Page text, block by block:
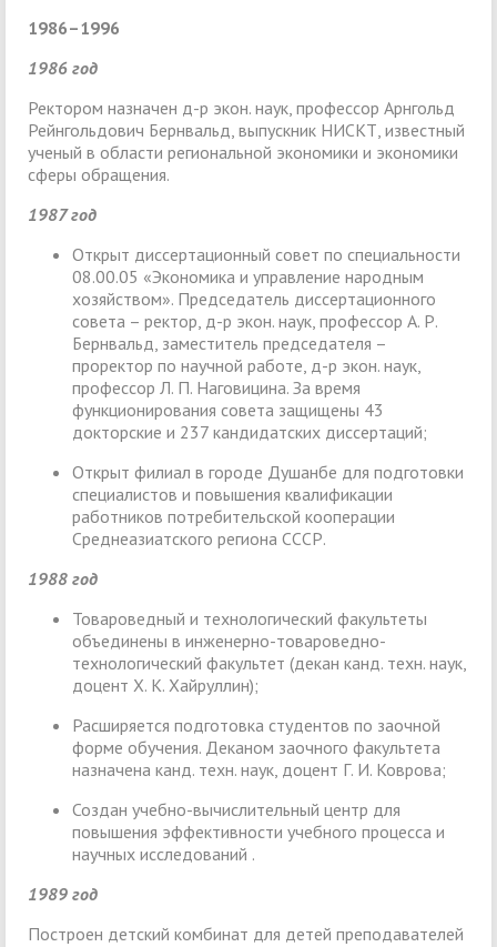
1986–1996
1986 год
Ректором назначен д-р экон. наук, профессор Арнгольд
Рейнгольдович Бернвальд, выпускник НИСКТ, известный
ученый в области региональной экономики и экономики
сферы обращения.
1987 год
Открыт диссертационный совет по специальности
08.00.05 «Экономика и управление народным
хозяйством». Председатель диссертационного
совета – ректор, д-р экон. наук, профессор А. Р.
Бернвальд, заместитель председателя –
проректор по научной работе, д-р экон. наук,
профессор Л. П. Наговицина. За время
функционирования совета защищены 43
докторские и 237 кандидатских диссертаций;
Открыт филиал в городе Душанбе для подготовки
специалистов и повышения квалификации
работников потребительской кооперации
Среднеазиатского региона СССР.
1988 год
Товароведный и технологический факультеты
объединены в инженерно-товароведно-
технологический факультет (декан канд. техн. наук,
доцент Х. К. Хайруллин);
Расширяется подготовка студентов по заочной
форме обучения. Деканом заочного факультета
назначена канд. техн. наук, доцент Г. И. Коврова;
Создан учебно-вычислительный центр для
повышения эффективности учебного процесса и
научных исследований .
1989 год
Построен детский комбинат для детей преподавателей